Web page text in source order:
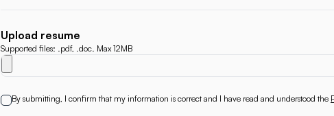
Upload resume
Supported files: .pdf, .doc. Max 12MB
By submitting, I confirm that my information is correct and I have read and understood the